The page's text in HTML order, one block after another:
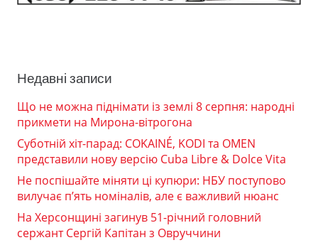
Недавні записи
Що не можна піднімати із землі 8 серпня: народні
прикмети на Мирона-вітрогона
Суботній хіт-парад: COKAINÉ, KODI та OMEN
представили нову версію Cuba Libre & Dolce Vita
Не поспішайте міняти ці купюри: НБУ поступово
вилучає п’ять номіналів, але є важливий нюанс
На Херсонщині загинув 51-річний головний
сержант Сергій Капітан з Овруччини